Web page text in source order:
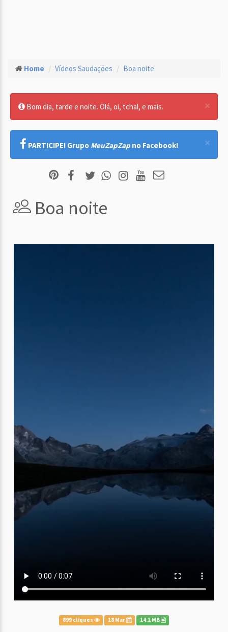
Home Vídeos Saudações Boa noite
×
Bom dia, tarde e noite. Olá, oi, tchal, e mais.
×
PARTICIPE! Grupo MeuZapZap no Facebook!
Boa noite
899 cliques 18 Mar 14.1 MB